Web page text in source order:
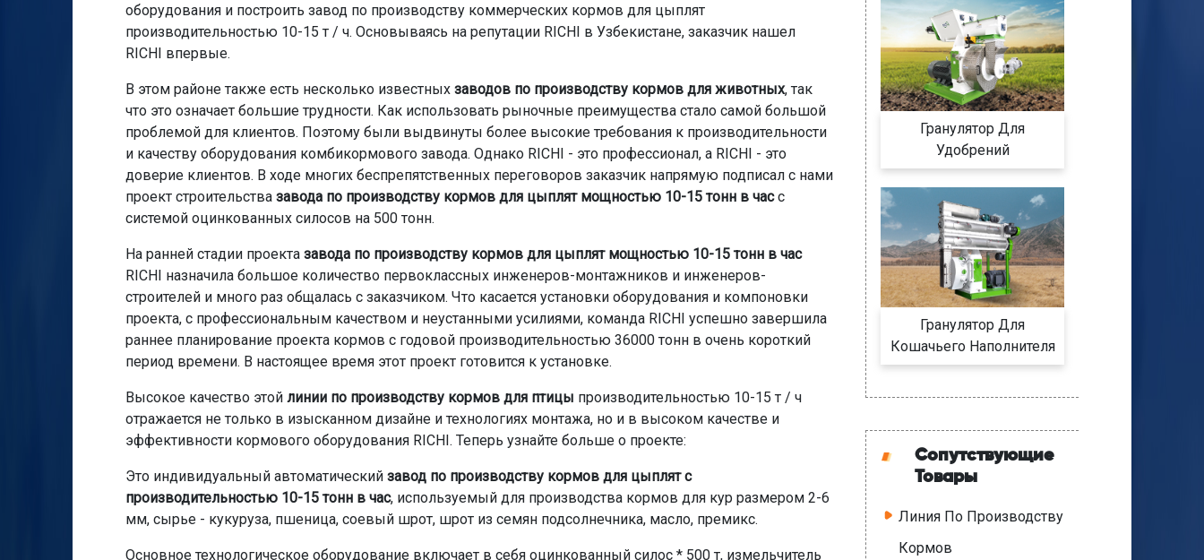
оборудования и построить завод по производству коммерческих кормов для цыплят
производительностью 10-15 т / ч. Основываясь на репутации RICHI в Узбекистане, заказчик нашел
RICHI впервые.
В этом районе также есть несколько известных заводов по производству кормов для животных, так
что это означает большие трудности. Как использовать рыночные преимущества стало самой большой
проблемой для клиентов. Поэтому были выдвинуты более высокие требования к производительности
и качеству оборудования комбикормового завода. Однако RICHI - это профессионал, а RICHI - это
доверие клиентов. В ходе многих беспрепятственных переговоров заказчик напрямую подписал с нами
проект строительства завода по производству кормов для цыплят мощностью 10-15 тонн в часс
системой оцинкованных силосов на 500 тонн.
На ранней стадии проекта завода по производству кормов для цыплят мощностью 10-15 тонн в час
RICHI назначила большое количество первоклассных инженеров-монтажников и инженеров-
строителей и много раз общалась с заказчиком. Что касается установки оборудования и компоновки
проекта, с профессиональным качеством и неустанными усилиями, команда RICHI успешно завершила
раннее планирование проекта кормов с годовой производительностью 36000 тонн в очень короткий
период времени. В настоящее время этот проект готовится к установке.
Высокое качество этой линии по производству кормов для птицы производительностью 10-15 т / ч
отражается не только в изысканном дизайне и технологиях монтажа, но и в высоком качестве и
эффективности кормового оборудования RICHI. Теперь узнайте больше о проекте:
Это индивидуальный автоматический завод по производству кормов для цыплят с
производительностью 10-15 тонн в час, используемый для производства кормов для кур размером 2-6
мм, сырье - кукуруза, пшеница, соевый шрот, шрот из семян подсолнечника, масло, премикс.
Основное технологическое оборудование включает в себя оцинкованный силос * 500 т, измельчитель
Гранулятор Для
Удобрений
Гранулятор Для
Кошачьего Наполнителя
Сопутствующие
Товары
Линия По Производству
Кормов